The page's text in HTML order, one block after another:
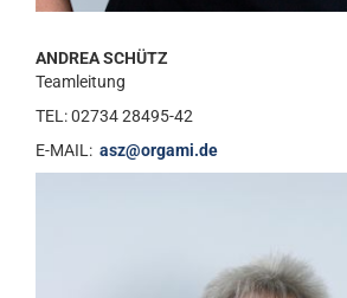
ANDREA SCHÜTZ
Teamleitung
TEL: 02734 28495-42
E-MAIL: asz@orgami.de